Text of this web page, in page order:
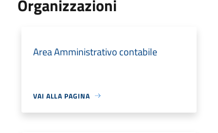
Organizzazioni
Area Amministrativo contabile
VAI ALLA PAGINA